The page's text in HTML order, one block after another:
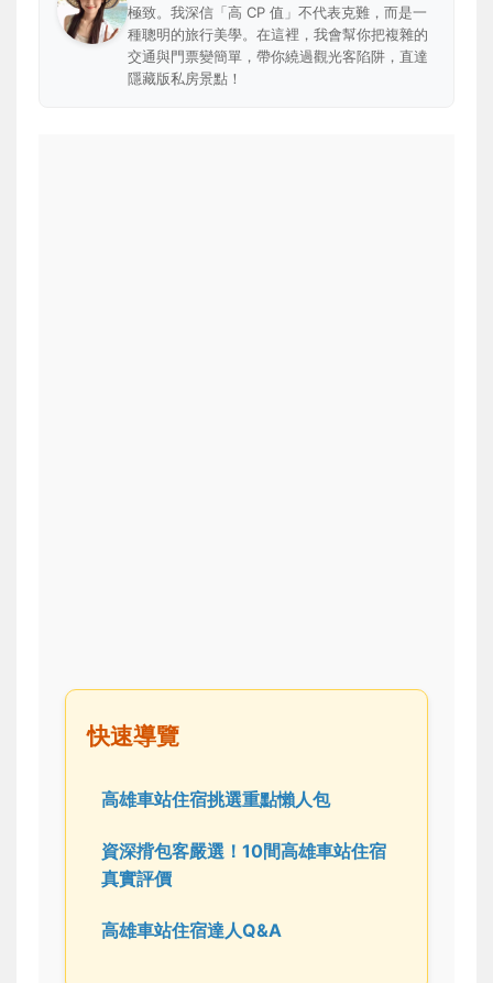
極致。我深信「高 CP 值」不代表克難，而是一
種聰明的旅行美學。在這裡，我會幫你把複雜的
交通與門票變簡單，帶你繞過觀光客陷阱，直達
隱藏版私房景點！
快速導覽
高雄車站住宿挑選重點懶人包
資深揹包客嚴選！10間高雄車站住宿
真實評價
高雄車站住宿達人Q&A